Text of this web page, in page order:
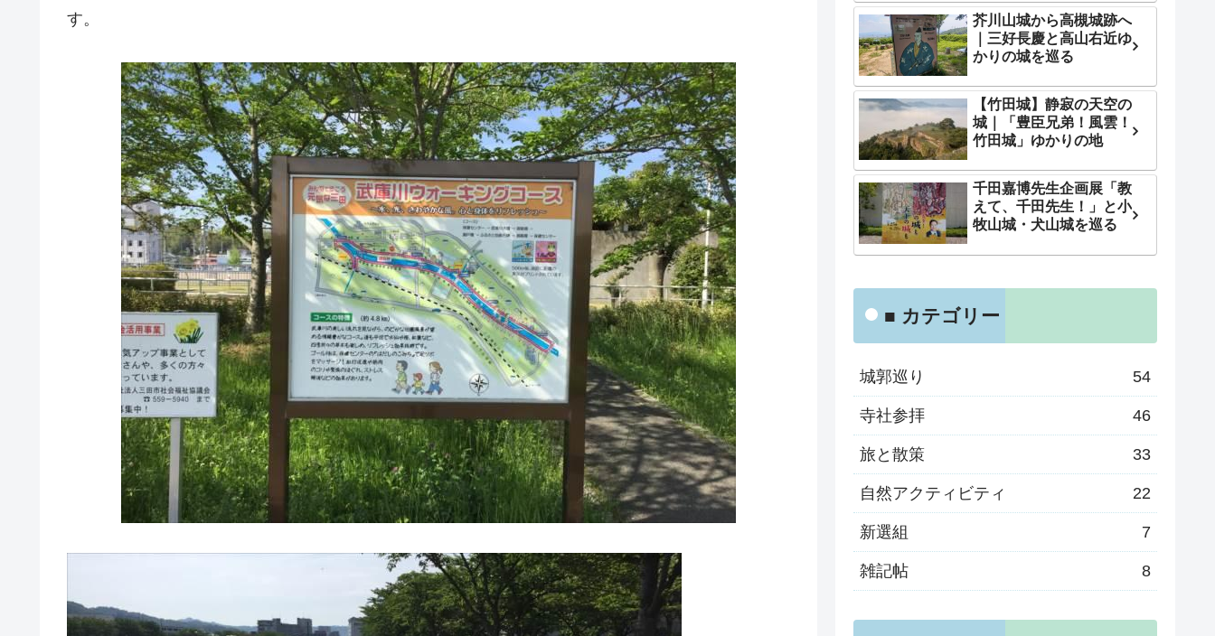
す。
芥川山城から高槻城跡へ
｜三好長慶と高山右近ゆ
かりの城を巡る
【竹田城】静寂の天空の
城｜「豊臣兄弟！風雲！
竹田城」ゆかりの地
千田嘉博先生企画展「教
えて、千田先生！」と小
牧山城・犬山城を巡る
■ カテゴリー
城郭巡り 54
寺社参拝 46
旅と散策 33
自然アクティビティ 22
新選組 7
雑記帖 8